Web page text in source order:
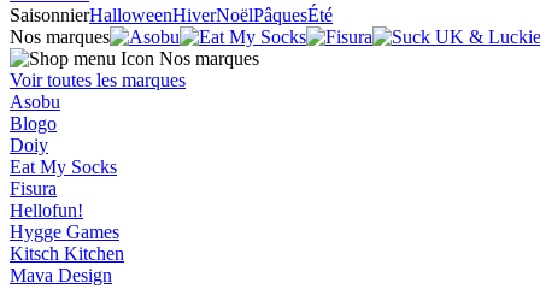
SaisonnierHalloweenHiverNoëlPâquesÉté
Nos marques
Nos marques
Voir toutes les marques
Asobu
Blogo
Doiy
Eat My Socks
Fisura
Hellofun!
Hygge Games
Kitsch Kitchen
Mava Design